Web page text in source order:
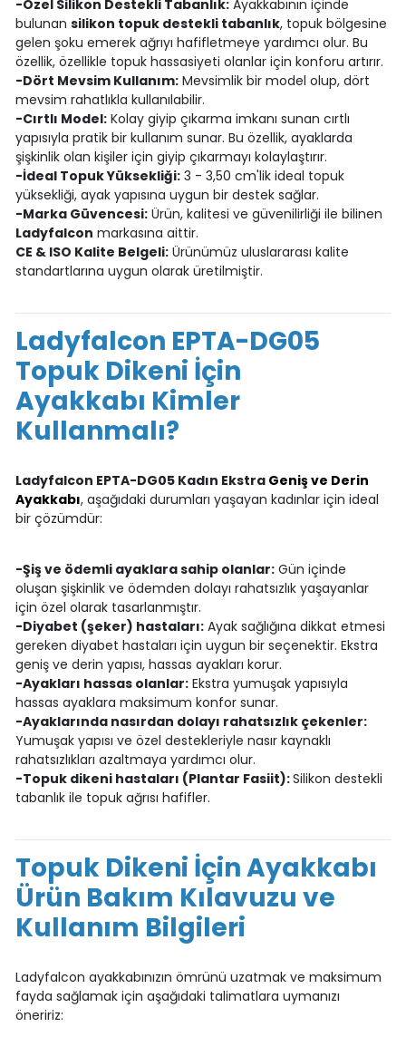
-Özel Silikon Destekli Tabanlık:Ayakkabının içinde
bulunan silikon topuk destekli tabanlık, topuk bölgesine
gelen şoku emerek ağrıyı hafifletmeye yardımcı olur. Bu
özellik, özellikle topuk hassasiyeti olanlar için konforu artırır.
-Dört Mevsim Kullanım:Mevsimlik bir model olup, dört
mevsim rahatlıkla kullanılabilir.
-Cırtlı Model:Kolay giyip çıkarma imkanı sunan cırtlı
yapısıyla pratik bir kullanım sunar. Bu özellik, ayaklarda
şişkinlik olan kişiler için giyip çıkarmayı kolaylaştırır.
-İdeal Topuk Yüksekliği:3 - 3,50 cm'lik ideal topuk
yüksekliği, ayak yapısına uygun bir destek sağlar.
-Marka Güvencesi:Ürün, kalitesi ve güvenilirliği ile bilinen
Ladyfalcon markasına aittir.
CE & ISO Kalite Belgeli:Ürünümüz uluslararası kalite
standartlarına uygun olarak üretilmiştir.
Ladyfalcon EPTA-DG05
Topuk Dikeni İçin
Ayakkabı Kimler
Kullanmalı?
Ladyfalcon EPTA-DG05 Kadın Ekstra Geniş ve Derin
Ayakkabı, aşağıdaki durumları yaşayan kadınlar için ideal
bir çözümdür:
-Şiş ve ödemli ayaklara sahip olanlar:Gün içinde
oluşan şişkinlik ve ödemden dolayı rahatsızlık yaşayanlar
için özel olarak tasarlanmıştır.
-Diyabet (şeker) hastaları:Ayak sağlığına dikkat etmesi
gereken diyabet hastaları için uygun bir seçenektir. Ekstra
geniş ve derin yapısı, hassas ayakları korur.
-Ayakları hassas olanlar:Ekstra yumuşak yapısıyla
hassas ayaklara maksimum konfor sunar.
-Ayaklarında nasırdan dolayı rahatsızlık çekenler:
Yumuşak yapısı ve özel destekleriyle nasır kaynaklı
rahatsızlıkları azaltmaya yardımcı olur.
-Topuk dikeni hastaları (Plantar Fasiit):Silikon destekli
tabanlık ile topuk ağrısı hafifler.
Topuk Dikeni İçin Ayakkabı
Ürün Bakım Kılavuzu ve
Kullanım Bilgileri
Ladyfalcon ayakkabınızın ömrünü uzatmak ve maksimum
fayda sağlamak için aşağıdaki talimatlara uymanızı
öneririz: